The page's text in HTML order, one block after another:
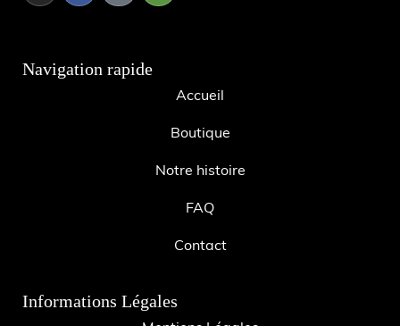
Navigation rapide
Accueil
Boutique
Notre histoire
FAQ
Contact
Informations Légales